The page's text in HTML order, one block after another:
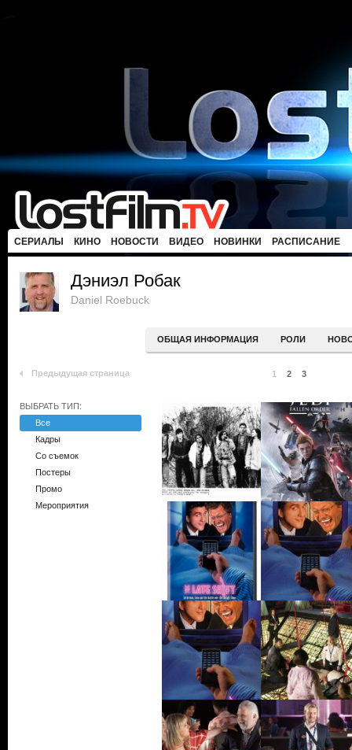
СЕРИАЛЫ КИНО НОВОСТИ ВИДЕО НОВИНКИ РАСПИСАНИЕ
Дэниэл Робак
Daniel Roebuck
ОБЩАЯ ИНФОРМАЦИЯ РОЛИ
Предыдущая страница 1 2 3
ВЫБРАТЬ ТИП:
Все
Кадры
Со съемок
Постеры
Промо
Мероприятия